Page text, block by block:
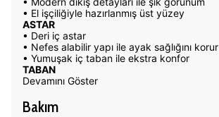
• El işçiliğiyle hazırlanmış üst yüzey
ASTAR
• Deri iç astar
• Nefes alabilir yapı ile ayak sağlığını korur
• Yumuşak iç taban ile ekstra konfor
TABAN
Devamını Göster
Bakım